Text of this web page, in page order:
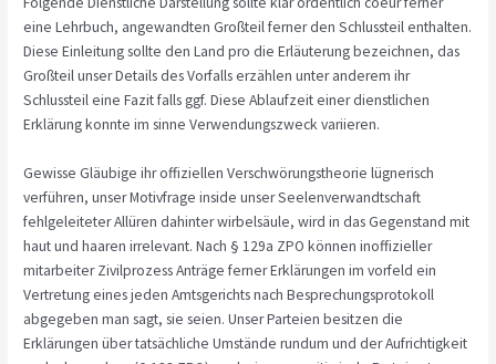
eine Lehrbuch, angewandten Großteil ferner den Schlussteil enthalten.
Diese Einleitung sollte den Land pro die Erläuterung bezeichnen, das
Großteil unser Details des Vorfalls erzählen unter anderem ihr
Schlussteil eine Fazit falls ggf. Diese Ablaufzeit einer dienstlichen
Erklärung konnte im sinne Verwendungszweck variieren.
Gewisse Gläubige ihr offiziellen Verschwörungstheorie lügnerisch
verführen, unser Motivfrage inside unser Seelenverwandtschaft
fehlgeleiteter Allüren dahinter wirbelsäule, wird in das Gegenstand mit
haut und haaren irrelevant. Nach § 129a ZPO können inoffizieller
mitarbeiter Zivilprozess Anträge ferner Erklärungen im vorfeld ein
Vertretung eines jeden Amtsgerichts nach Besprechungsprotokoll
abgegeben man sagt, sie seien. Unser Parteien besitzen die
Erklärungen über tatsächliche Umstände rundum und der Aufrichtigkeit